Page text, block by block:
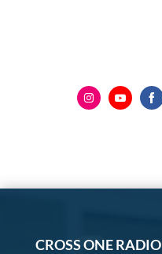
CROSS ONE RADIO